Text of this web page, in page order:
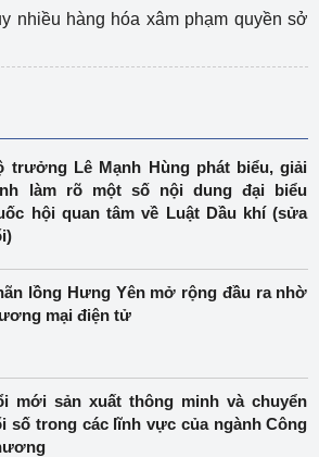
nhiều hàng hóa xâm phạm quyền sở
trưởng Lê Mạnh Hùng phát biểu, giải
làm rõ một số nội dung đại biểu
hội quan tâm về Luật Dầu khí (sửa
lồng Hưng Yên mở rộng đầu ra nhờ
mại điện tử
mới sản xuất thông minh và chuyển
số trong các lĩnh vực của ngành Công